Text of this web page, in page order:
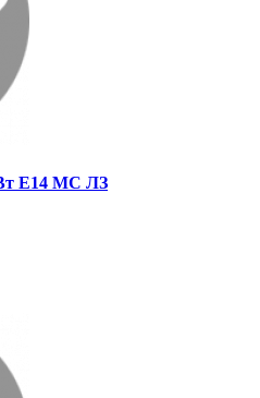
E14 МС ЛЗ